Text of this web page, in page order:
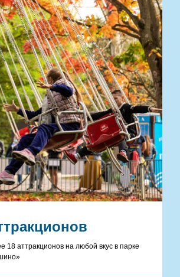
18 аттракционов на любой вкус в парке